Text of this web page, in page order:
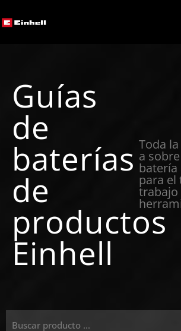
Guías
de
baterías
de
productos
Einhell
Toda
a
batería
para el
trabajo